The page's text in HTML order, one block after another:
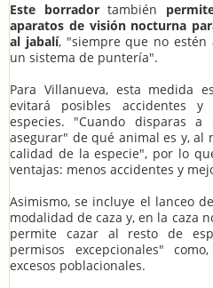
Este borradortambién
aparatos de visión nocturna
al jabalí, "siempre que no estén
un sistema de puntería".
Para Villanueva, esta medida
evitará posibles accidentes
especies. "Cuando disparas
asegurar" de qué animal es y, al
calidad de la especie", por lo
ventajas: menos accidentes y
Asimismo, se incluye el lanceo
modalidad de caza y, en la caza
permite cazar al resto de
permisos excepcionales"
excesos poblacionales.